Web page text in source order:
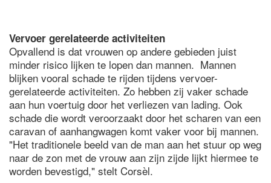
Vervoer gerelateerde activiteiten
Opvallend is dat vrouwen op andere gebieden juist
minder risico lijken te lopen dan mannen. Mannen
blijken vooral schade te rijden tijdens vervoer-
gerelateerde activiteiten. Zo hebben zij vaker schade
aan hun voertuig door het verliezen van lading. Ook
schade die wordt veroorzaakt door het scharen van een
caravan of aanhangwagen komt vaker voor bij mannen.
"Het traditionele beeld van de man aan het stuur op weg
naar de zon met de vrouw aan zijn zijde lijkt hiermee te
worden bevestigd," stelt Corsèl.